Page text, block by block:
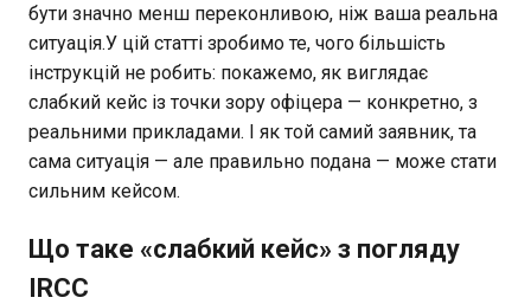
бути значно менш переконливою, ніж ваша реальна
ситуація.У цій статті зробимо те, чого більшість
інструкцій не робить: покажемо, як виглядає
слабкий кейс із точки зору офіцера — конкретно, з
реальними прикладами. І як той самий заявник, та
сама ситуація — але правильно подана — може стати
сильним кейсом.
Що таке «слабкий кейс» з погляду
IRCC